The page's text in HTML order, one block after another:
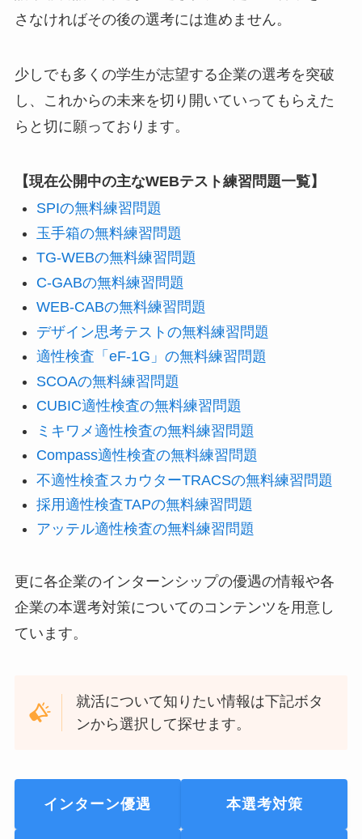
さなければその後の選考には進めません。
少しでも多くの学生が志望する企業の選考を突破
し、これからの未来を切り開いていってもらえた
らと切に願っております。
【現在公開中の主なWEBテスト練習問題一覧】
SPIの無料練習問題
玉手箱の無料練習問題
TG-WEBの無料練習問題
C-GABの無料練習問題
WEB-CABの無料練習問題
デザイン思考テストの無料練習問題
適性検査「eF-1G」の無料練習問題
SCOAの無料練習問題
CUBIC適性検査の無料練習問題
ミキワメ適性検査の無料練習問題
Compass適性検査の無料練習問題
不適性検査スカウターTRACSの無料練習問題
採用適性検査TAPの無料練習問題
アッテル適性検査の無料練習問題
更に各企業のインターンシップの優遇の情報や各
企業の本選考対策についてのコンテンツを用意し
ています。
就活について知りたい情報は下記ボタ
ンから選択して探せます。
インターン優遇 本選考対策